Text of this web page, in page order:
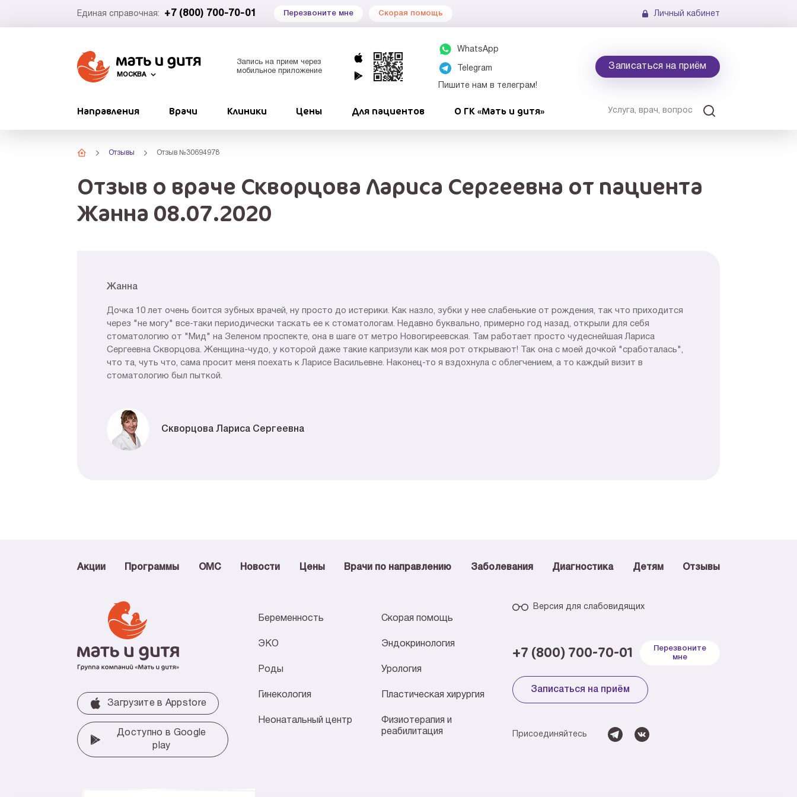
Единая справочная: +7 (800) 700-70-01 Перезвоните мне Скорая помощь Личный кабинет
МОСКВА
Запись на прием через
мобильное приложение
WhatsApp
Telegram
Пишите нам в телеграм!
Записаться на приём
Направления Врачи Клиники Цены Для пациентов О ГК «Мать и дитя»
Отзывы Отзыв №30694978
Отзыв о враче Скворцова Лариса Сергеевна от пациента
Жанна 08.07.2020
Жанна
Дочка 10 лет очень боится зубных врачей, ну просто до истерики. Как назло, зубки у нее слабенькие от рождения, так что приходится
через "не могу" все-таки периодически таскать ее к стоматологам. Недавно буквально, примерно год назад, открыли для себя
стоматологию от "Мид" на Зеленом проспекте, она в шаге от метро Новогиреевская. Там работает просто чудеснейшая Лариса
Сергеевна Скворцова. Женщина-чудо, у которой даже такие капризули как моя рот открывают! Так она с моей дочкой "сработалась",
что та, чуть что, сама просит меня поехать к Ларисе Васильевне. Наконец-то я вздохнула с облегчением, а то каждый визит в
стоматологию был пыткой.
Скворцова Лариса Сергеевна
Акции Программы ОМС Новости Цены Врачи по направлению Заболевания Диагностика Детям Отзывы
Версия для слабовидящих
+7 (800) 700-70-01
Перезвоните
мне
Записаться на приём
Загрузите в Аррstore
Доступно в Google
play
Присоединяйтесь
Беременность
ЭКО
Роды
Гинекология
Неонатальный центр
Скорая помощь
Эндокринология
Урология
Пластическая хирургия
Физиотерапия и
реабилитация